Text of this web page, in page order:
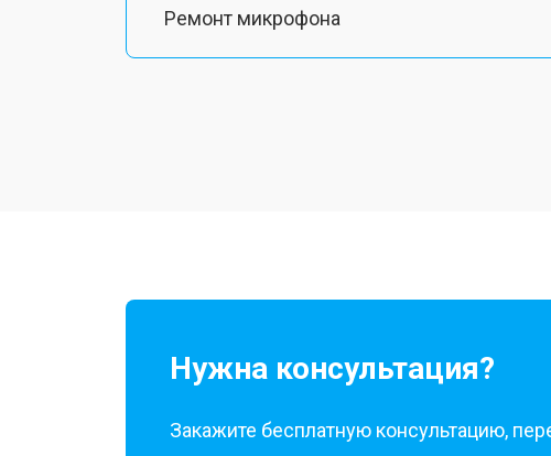
Ремонт микрофона
Нужна консультация?
Закажите бесплатную консультацию,